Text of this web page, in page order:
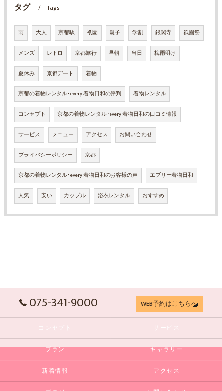
タグ Tags
雨 大人 京都駅 祇園 親子 学割 銀閣寺 祇園祭
メンズ レトロ 京都旅行 早朝 当日 梅雨明け
夏休み 京都デート 着物
京都の着物レンタル･every 着物日和の評判 着物レンタル
コンセプト 京都の着物レンタル･every 着物日和の口コミ情報
サービス メニュー アクセス お問い合わせ
プライバシーポリシー 京都
京都の着物レンタル･every 着物日和のお客様の声 エブリー着物日和
人気 安い カップル 浴衣レンタル おすすめ
075-341-9000 WEB予約はこちらへ
コンセプト サービス
プラン ギャラリー
新着情報 アクセス